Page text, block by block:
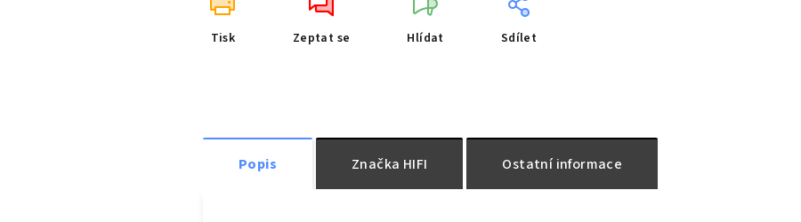
Tisk Zeptat se Hlídat Sdílet
Popis Značka HIFI Ostatní informace